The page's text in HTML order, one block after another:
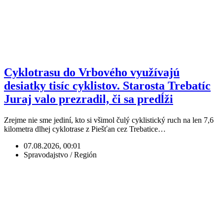
Cyklotrasu do Vrbového využívajú
desiatky tisíc cyklistov. Starosta Trebatíc
Juraj valo prezradil, či sa predĺži
Zrejme nie sme jediní, kto si všimol čulý cyklistický ruch na len 7,6
kilometra dlhej cyklotrase z Piešťan cez Trebatice…
07.08.2026, 00:01
Spravodajstvo / Región